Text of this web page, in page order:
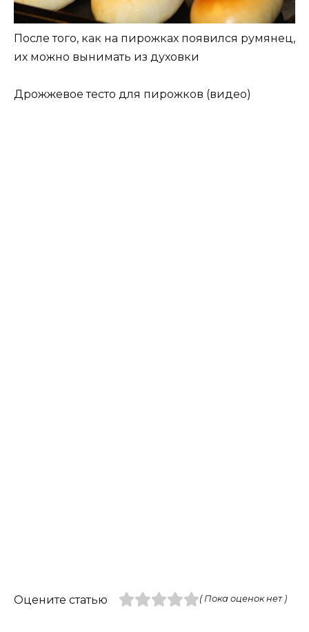
После того, как на пирожках появился румянец,
их можно вынимать из духовки
Дрожжевое тесто для пирожков (видео)
Оцените статью ( Пока оценок нет )